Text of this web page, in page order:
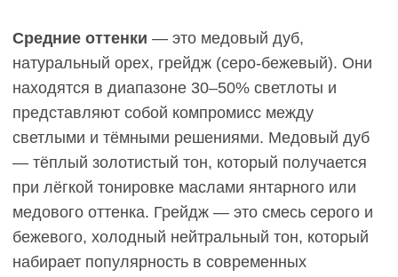
оценивать цвет паркета на
годы вперёд
Практичность напольного покрытия определяется
не только красотой в день укладки, но и тем, как
ключевые критерии, по которым стоит оценивать
светлую инженерную доску и тёмные оттенки.
Видимость загрязнений и царапин.
паркете меньше видна пыль, светлая грязь от
обуви, мелкие царапины сливаются с общим